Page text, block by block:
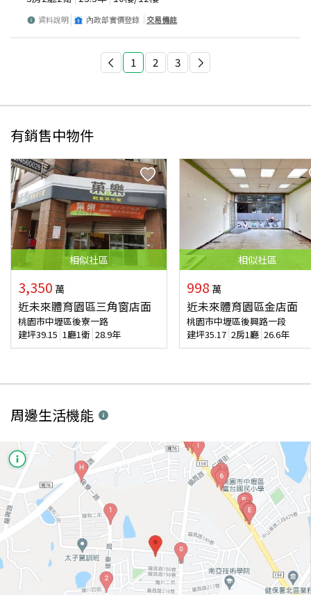
資料說明 內政部實價登錄 交易備註
1 2 3
有銷售中物件
相似社區
3,350 萬
近未來體育園區三角窗店面
桃園市中壢區後寮一路
建坪39.15 1廳1衛 28.9年
相似社區
998 萬
近未來體育園區金店面
桃園市中壢區後興路一段
建坪35.17 2房1廳 26.6年
周邊生活機能